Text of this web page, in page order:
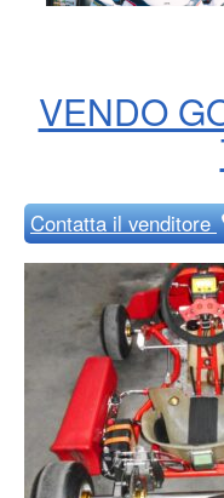
VENDO
Contattail venditore